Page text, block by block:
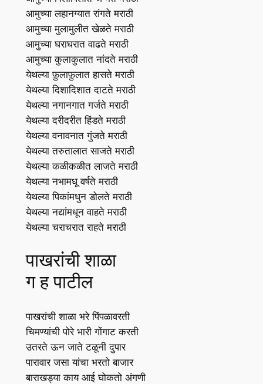
आमुच्या लहानग्यात रांगते मराठी
आमुच्या मुलामुलीत खेळते मराठी
आमुच्या घराघरात वाढते मराठी
आमुच्या कुलाकुलात नांदते मराठी
येथल्या फ़ुलाफ़ुलात हासते मराठी
येथल्या दिशादिशात दाटते मराठी
येथल्या नगानगात गर्जते मराठी
येथल्या दरीदरीत हिंडते मराठी
येथल्या वनावनात गुंजते मराठी
येथल्या तरुतालात साजते मराठी
येथल्या कळीकळीत लाजते मराठी
येथल्या नभामधू वर्षते मराठी
येथल्या पिकांमधुन डोलते मराठी
येथल्या नद्यांमधून वाहते मराठी
येथल्या चराचरात राहते मराठी
पाखरांची शाळा
ग ह पाटील
पाखरांची शाळा भरे पिंपळावरती
चिमण्यांची पोरे भारी गोंगाट करती
उतरते ऊन जाते टळूनी दुपार
पारावार जसा यांचा भरतो बाजार
बाराखड्या काय आई घोकतो अंगणी